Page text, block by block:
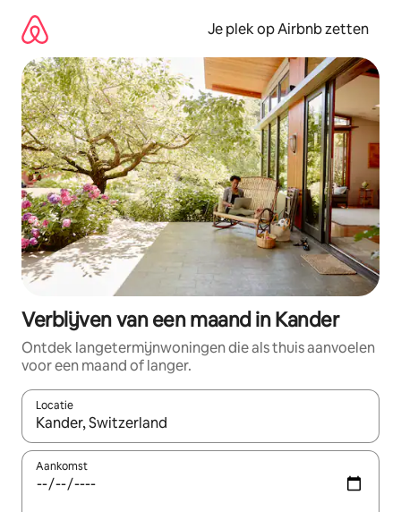
direct
naar
inhoud
Je plek op Airbnb zetten
Verblijven van een maand in Kander
Ontdek langetermijnwoningen die als thuis aanvoelen
voor een maand of langer.
Locatie
Wanneer er resultaten beschikbaar zijn, maak je een keuze
Aankomst